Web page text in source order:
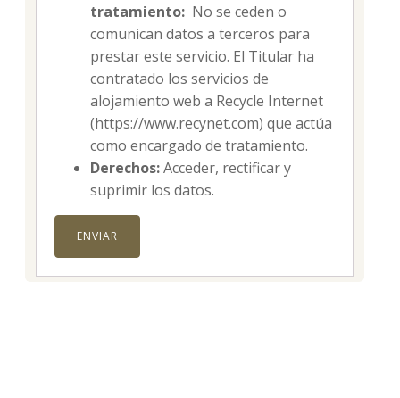
tratamiento: No se ceden o
comunican datos a terceros para
prestar este servicio. El Titular ha
contratado los servicios de
alojamiento web a Recycle Internet
(https://www.recynet.com) que actúa
como encargado de tratamiento.
Derechos:Acceder, rectificar y
suprimir los datos.